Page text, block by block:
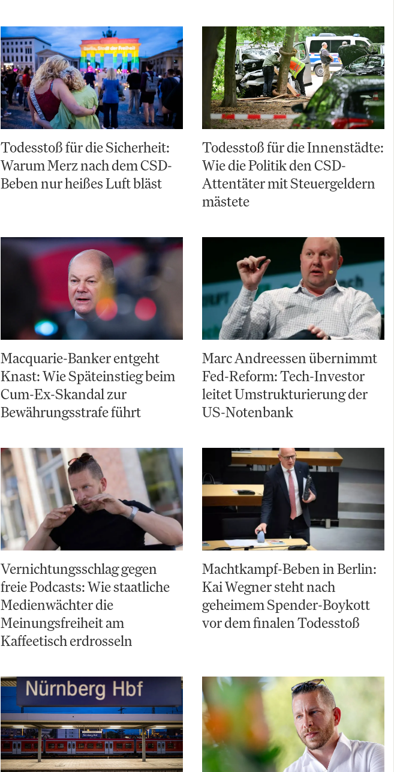
Todesstoß für die Sicherheit:
Warum Merz nach dem CSD-
Beben nur heißes Luft bläst
Todesstoß für die Innenstädte:
Wie die Politik den CSD-
Attentäter mit Steuergeldern
mästete
Macquarie-Banker entgeht
Knast: Wie Späteinstieg beim
Cum-Ex-Skandal zur
Bewährungsstrafe führt
Marc Andreessen übernimmt
Fed-Reform: Tech-Investor
leitet Umstrukturierung der
US-Notenbank
Vernichtungsschlag gegen
freie Podcasts: Wie staatliche
Medienwächter die
Meinungsfreiheit am
Kaffeetisch erdrosseln
Machtkampf-Beben in Berlin:
Kai Wegner steht nach
geheimem Spender-Boykott
vor dem finalen Todesstoß